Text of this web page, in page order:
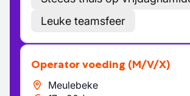
Leuke teamsfeer
Operator voeding (M/V/X)
Meulebeke